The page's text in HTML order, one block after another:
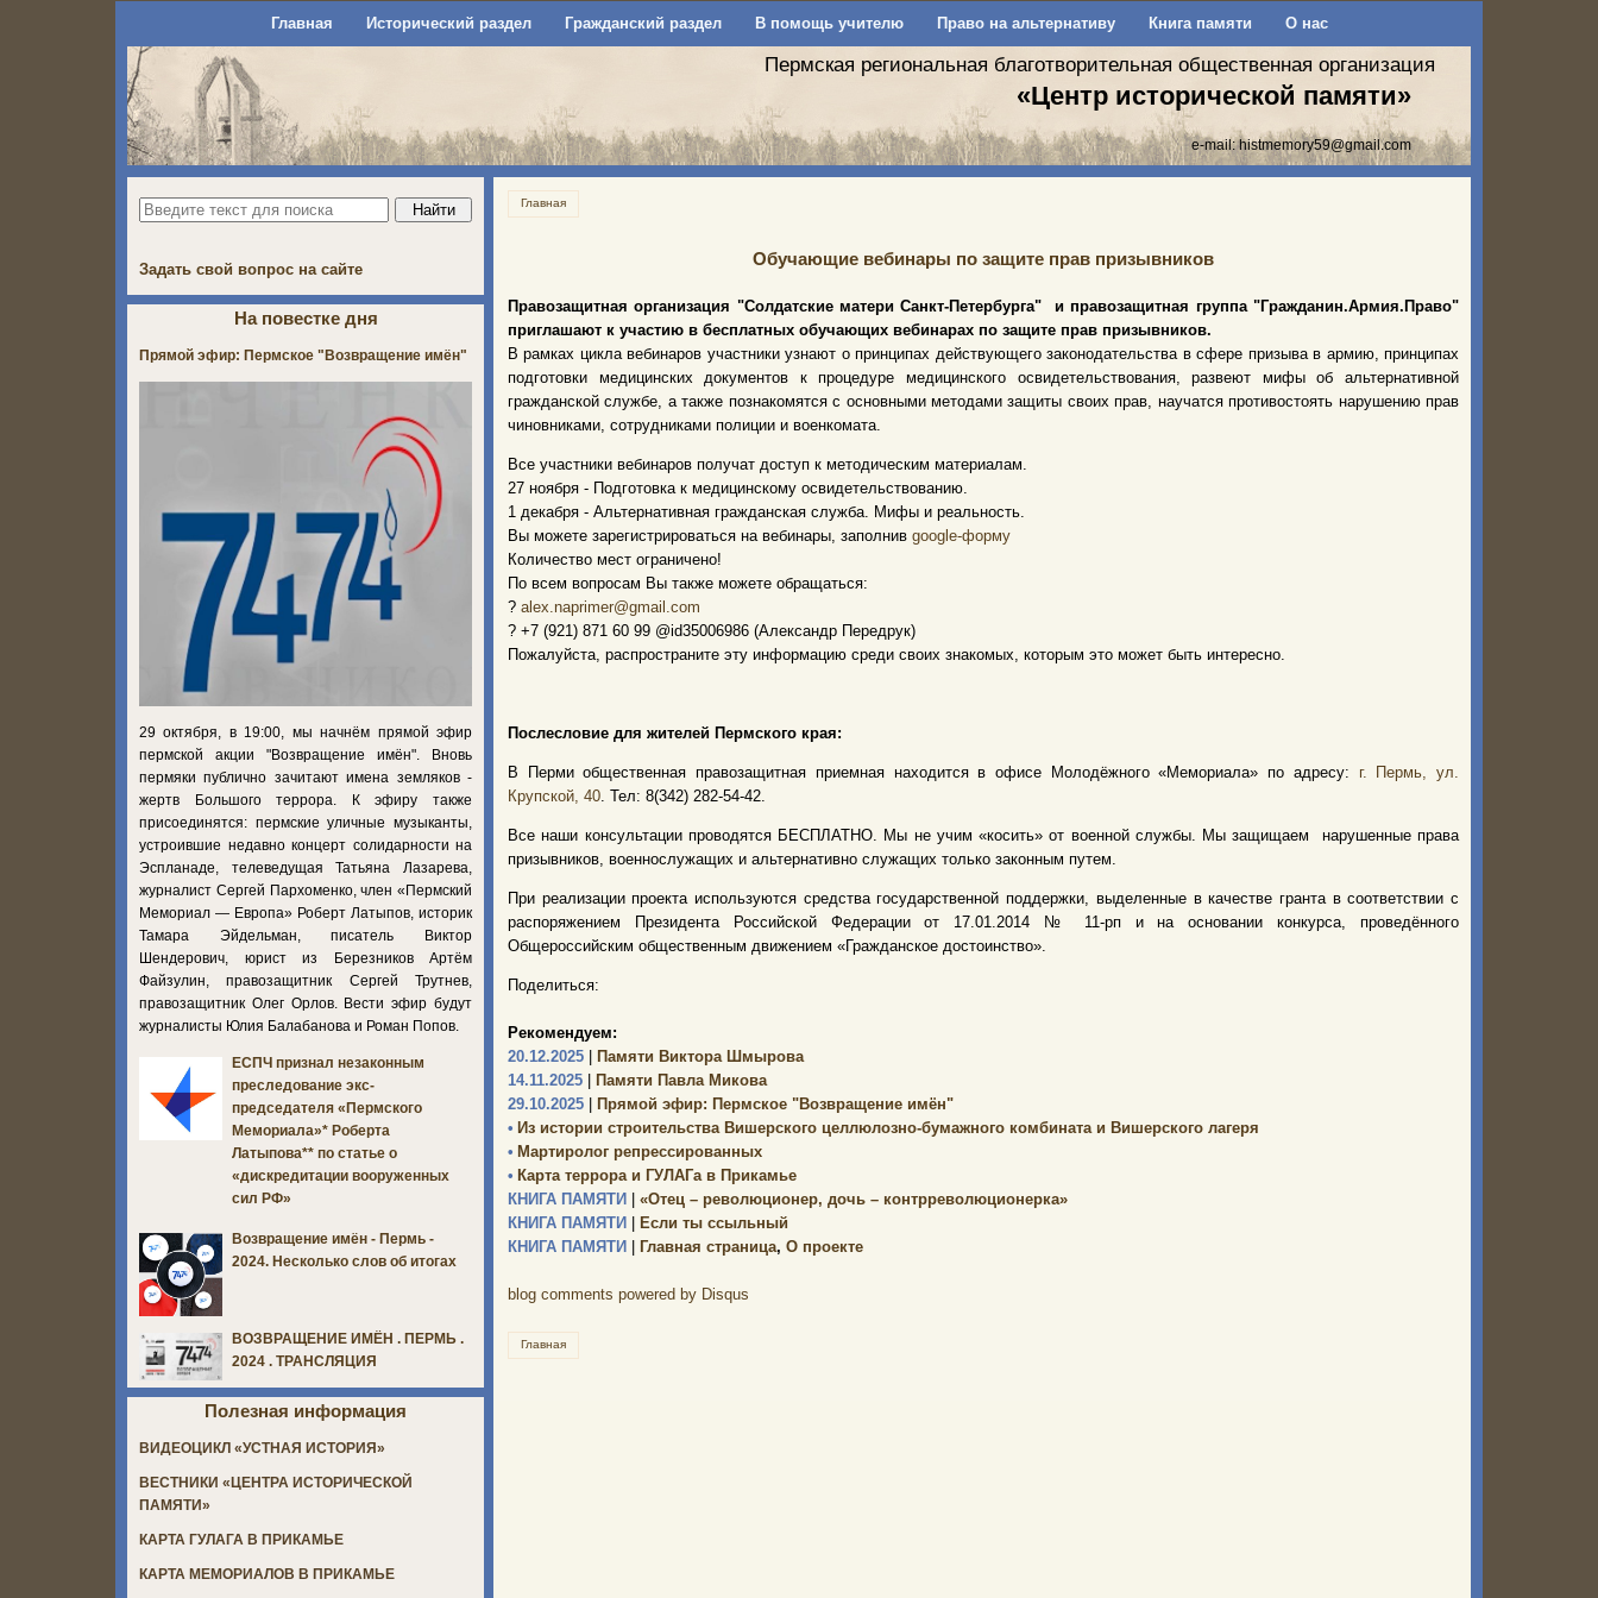
Главная Исторический раздел Гражданский раздел В помощь учителю Право на альтернативу Книга памяти О нас
Пермская региональная благотворительная общественная организация
«Центр исторической памяти»
e-mail:histmemory59@gmail.com
Главная
Обучающие вебинары по защите прав призывников
Правозащитная организация "Солдатские матери Санкт-Петербурга" и правозащитная группа "Гражданин.Армия.Право"
приглашают к участию в бесплатных обучающих вебинарах по защите прав призывников.
В рамках цикла вебинаров участники узнают о принципах действующего законодательства в сфере призыва в армию, принципах
подготовки медицинских документов к процедуре медицинского освидетельствования, развеют мифы об альтернативной
гражданской службе, а также познакомятся с основными методами защиты своих прав, научатся противостоять нарушению прав
чиновниками, сотрудниками полиции и военкомата.
Все участники вебинаров получат доступ к методическим материалам.
27 ноября - Подготовка к медицинскому освидетельствованию.
1 декабря - Альтернативная гражданская служба. Мифы и реальность.
Вы можете зарегистрироваться на вебинары, заполнив google-форму
Количество мест ограничено!
По всем вопросам Вы также можете обращаться:
? alex.naprimer@gmail.com
? +7 (921) 871 60 99 @id35006986 (Александр Передрук)
Пожалуйста, распространите эту информацию среди своих знакомых, которым это может быть интересно.
Послесловие для жителей Пермского края:
В Перми общественная правозащитная приемная находится в офисе Молодёжного «Мемориала» по адресу: г. Пермь, ул.
Крупской, 40. Тел: 8(342) 282-54-42.
Все наши консультации проводятся БЕСПЛАТНО. Мы не учим «косить» от военной службы. Мы защищаем нарушенные права
призывников, военнослужащих и альтернативно служащих только законным путем.
При реализации проекта используются средства государственной поддержки, выделенные в качестве гранта в соответствии с
распоряжением Президента Российской Федерации от 17.01.2014 № 11-рп и на основании конкурса, проведённого
Общероссийским общественным движением «Гражданское достоинство».
Поделиться:
Рекомендуем:
20.12.2025
Памяти Виктора Шмырова
14.11.2025
Памяти Павла Микова
29.10.2025
Прямой эфир: Пермское "Возвращение имён"
• Из истории строительства Вишерского целлюлозно-бумажного комбината и Вишерского лагеря
• Мартиролог репрессированных
• Карта террора и ГУЛАГа в Прикамье
КНИГА ПАМЯТИ
«Отец – революционер, дочь – контрреволюционерка»
КНИГА ПАМЯТИ
Если ты ссыльный
КНИГА ПАМЯТИ
Главная страница, О проекте
blog comments powered by Disqus
Главная
Задать свой вопрос на сайте
На повестке дня
Прямой эфир: Пермское "Возвращение имён"
29 октября, в 19:00, мы начнём прямой эфир
пермской акции "Возвращение имён". Вновь
пермяки публично зачитают имена земляков -
жертв Большого террора. К эфиру также
присоединятся: пермские уличные музыканты,
устроившие недавно концерт солидарности на
Эспланаде, телеведущая Татьяна Лазарева,
журналист Сергей Пархоменко, член «Пермский
Мемориал — Европа» Роберт Латыпов, историк
Тамара Эйдельман, писатель Виктор
Шендерович, юрист из Березников Артём
Файзулин, правозащитник Сергей Трутнев,
правозащитник Олег Орлов. Вести эфир будут
журналисты Юлия Балабанова и Роман Попов.
ЕСПЧ признал незаконным
преследование экс-
председателя «Пермского
Мемориала»* Роберта
Латыпова** по статье о
«дискредитации вооруженных
сил РФ»
Возвращение имён - Пермь -
2024. Несколько слов об итогах
ВОЗВРАЩЕНИЕ ИМЁН . ПЕРМЬ .
2024 . ТРАНСЛЯЦИЯ
Полезная информация
ВИДЕОЦИКЛ «УСТНАЯ ИСТОРИЯ»
ВЕСТНИКИ «ЦЕНТРА ИСТОРИЧЕСКОЙ
ПАМЯТИ»
КАРТА ГУЛАГА В ПРИКАМЬЕ
КАРТА МЕМОРИАЛОВ В ПРИКАМЬЕ